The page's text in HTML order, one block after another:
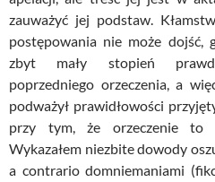
zauważyć jej podstaw.
postępowania nie może dojść,
zbyt mały stopień
poprzedniego orzeczenia, a
podważył prawidłowości
przy tym, że orzeczenie to
Wykazałem niezbite dowody
a contrario domniemaniami